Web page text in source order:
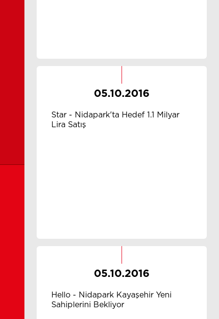
05.10.2016
Star - Nidapark'ta Hedef 1.1 Milyar
Lira Satış
05.10.2016
Hello - Nidapark Kayaşehir Yeni
Sahiplerini Bekliyor